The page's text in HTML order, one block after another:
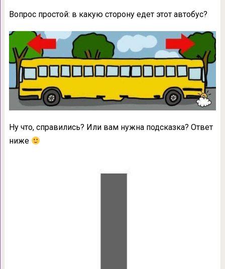
Вопрос простой: в какую сторону едет этот автобус?
Ну что, справились? Или вам нужна подсказка? Ответ
ниже